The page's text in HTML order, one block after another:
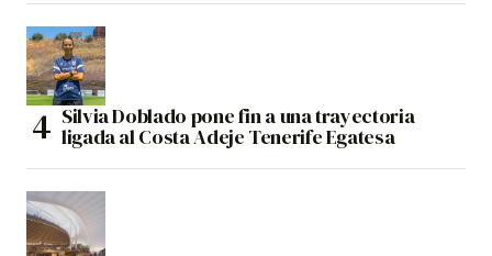
Silvia Doblado pone fin a una trayectoria
ligada al Costa Adeje Tenerife Egatesa